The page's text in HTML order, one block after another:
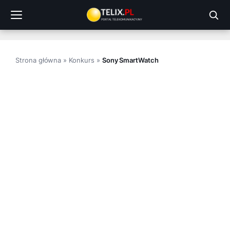
treści
Strona główna » Konkurs » Sony SmartWatch